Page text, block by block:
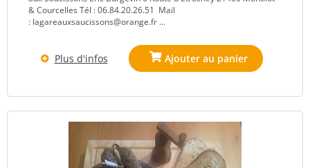
& Courcelles Tél : 06.84.20.26.51 Mail
: lagareauxsaucissons@orange.fr ...
Plus d'infos